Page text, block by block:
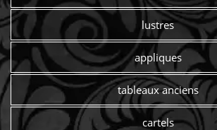
lustres
appliques
tableaux anciens
cartels